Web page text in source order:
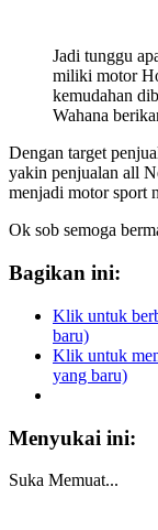
Jadi tunggu
miliki motor
kemudahan
Wahana
Dengan target
yakin penjualan all
menjadi motor sport
Ok sob semoga
Bagikan ini:
Klik untuk
baru)
Klik untuk
yang baru)
Menyukai ini:
Suka Memuat...